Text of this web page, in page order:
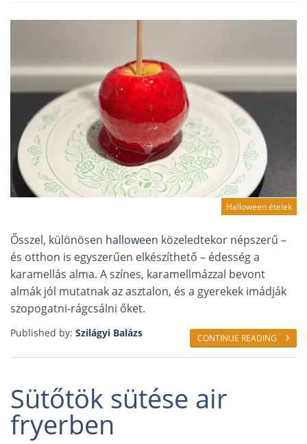
Halloween ételek
Ősszel, különösen halloween közeledtekor népszerű –
és otthon is egyszerűen elkészíthető – édesség a
karamellás alma. A színes, karamellmázzal bevont
almák jól mutatnak az asztalon, és a gyerekek imádják
szopogatni-rágcsálni őket.
CONTINUE READING
Published by: Szilágyi Balázs
Sütőtök sütése air
fryerben